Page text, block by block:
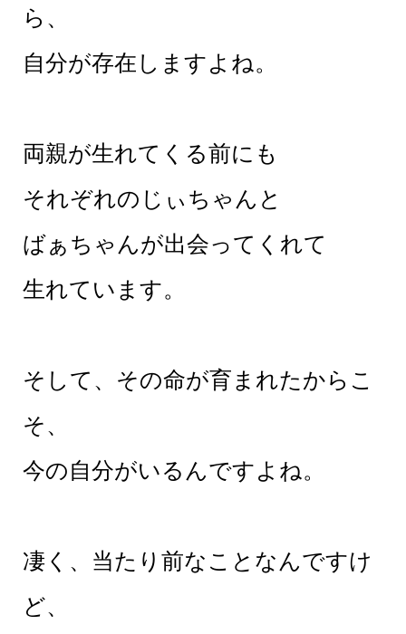
ら、
自分が存在しますよね。
両親が生れてくる前にも
それぞれのじぃちゃんと
ばぁちゃんが出会ってくれて
生れています。
そして、その命が育まれたからこ
そ、
今の自分がいるんですよね。
凄く、当たり前なことなんですけ
ど、